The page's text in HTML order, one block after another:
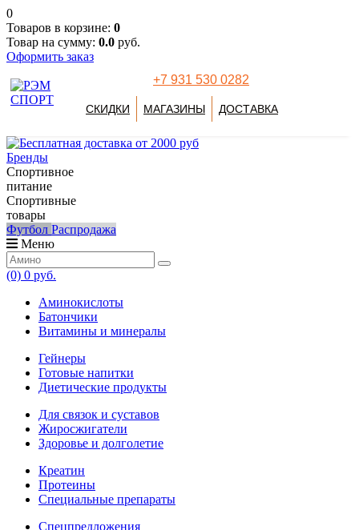
0
Товаров в корзине: 0
Товар на сумму: 0.0 руб.
Оформить заказ
+7 931 530 0282
СКИДКИ МАГАЗИНЫ ДОСТАВКА
Бренды
Спортивное
питание
Спортивные
товары
Футбол Распродажа
Меню
(0) 0 руб.
Аминокислоты
Батончики
Витамины и минералы
Гейнеры
Готовые напитки
Диетические продукты
Для связок и суставов
Жиросжигатели
Здоровье и долголетие
Креатин
Протеины
Специальные препараты
Спецпредложения